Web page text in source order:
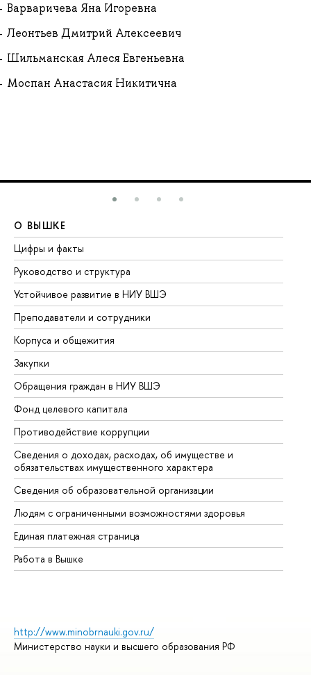
Варваричева Яна Игоревна
Леонтьев Дмитрий Алексеевич
Шильманская Алеся Евгеньевна
Моспан Анастасия Никитична
О ВЫШКЕ
Цифры и факты
Руководство и структура
Устойчивое развитие в НИУ ВШЭ
Преподаватели и сотрудники
Корпуса и общежития
Закупки
Обращения граждан в НИУ ВШЭ
Фонд целевого капитала
Противодействие коррупции
Сведения о доходах, расходах, об имуществе и
обязательствах имущественного характера
Сведения об образовательной организации
Людям с ограниченными возможностями здоровья
Единая платежная страница
Работа в Вышке
http://www.minobrnauki.gov.ru/
Министерство науки и высшего образования РФ